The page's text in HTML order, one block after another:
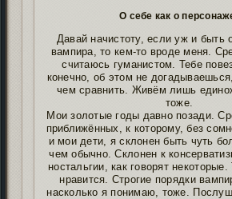
О себе как о
Давай начистоту, если уж и быть
вампира, то кем-то вроде меня.
считаюсь гуманистом. Тебе
конечно, об этом не
чем сравнить. Живём лишь
тоже.
Мои золотые годы давно позади.
приближённых, к которому, без
и мои дети, я склонен быть чуть
чем обычно. Склонен к
ностальгии, как говорят
нравится. Строгие порядки
насколько я понимаю, тоже.